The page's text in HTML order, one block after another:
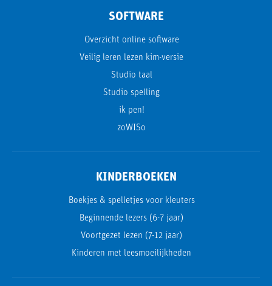
SOFTWARE
Overzicht online software
Veilig leren lezen kim-versie
Studio taal
Studio spelling
ik pen!
zoWISo
KINDERBOEKEN
Boekjes & spelletjes voor kleuters
Beginnende lezers (6-7 jaar)
Voortgezet lezen (7-12 jaar)
Kinderen met leesmoeilijkheden